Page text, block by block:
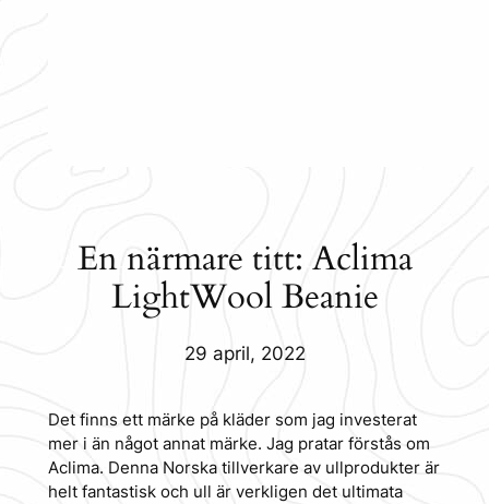
En närmare titt: Aclima
LightWool Beanie
29 april, 2022
Det finns ett märke på kläder som jag investerat
mer i än något annat märke. Jag pratar förstås om
Aclima. Denna Norska tillverkare av ullprodukter är
helt fantastisk och ull är verkligen det ultimata